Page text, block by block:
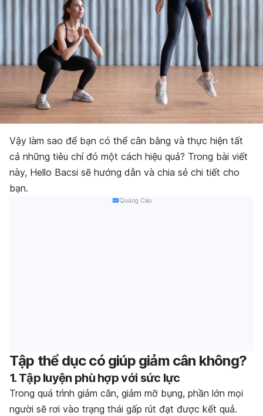
Vậy làm sao để bạn có thể cân bằng và thực hiện tất
cả những tiêu chí đó một cách hiệu quả? Trong bài viết
này, Hello Bacsi sẽ hướng dẫn và chia sẻ chi tiết cho
bạn.
Quảng Cáo
Tập thể dục có giúp giảm cân không?
1. Tập luyện phù hợp với sức lực
Trong quá trình giảm cân, giảm mỡ bụng, phần lớn mọi
người sẽ rơi vào trạng thái gấp rút đạt được kết quả.